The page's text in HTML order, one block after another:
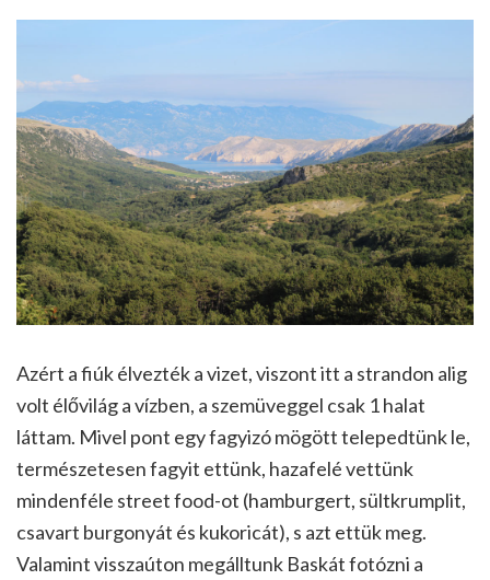
Azért a fiúk élvezték a vizet, viszont itt a strandon alig
volt élővilág a vízben, a szemüveggel csak 1 halat
láttam. Mivel pont egy fagyizó mögött telepedtünk le,
természetesen fagyit ettünk, hazafelé vettünk
mindenféle street food-ot (hamburgert, sültkrumplit,
csavart burgonyát és kukoricát), s azt ettük meg.
Valamint visszaúton megálltunk Baskát fotózni a